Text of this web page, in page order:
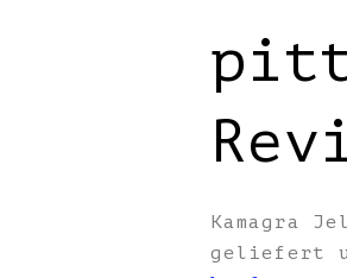
Kamagra
geliefert